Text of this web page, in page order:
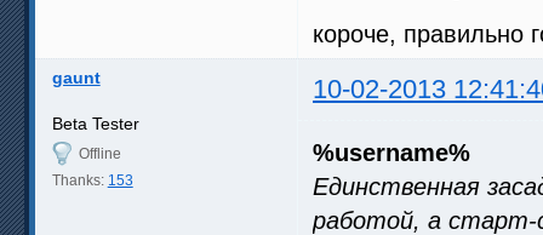
короче, правильно
gaunt 10-02-2013
Beta Tester
Offline
Thanks: 153
%username%
Единственная
работой, а старт-